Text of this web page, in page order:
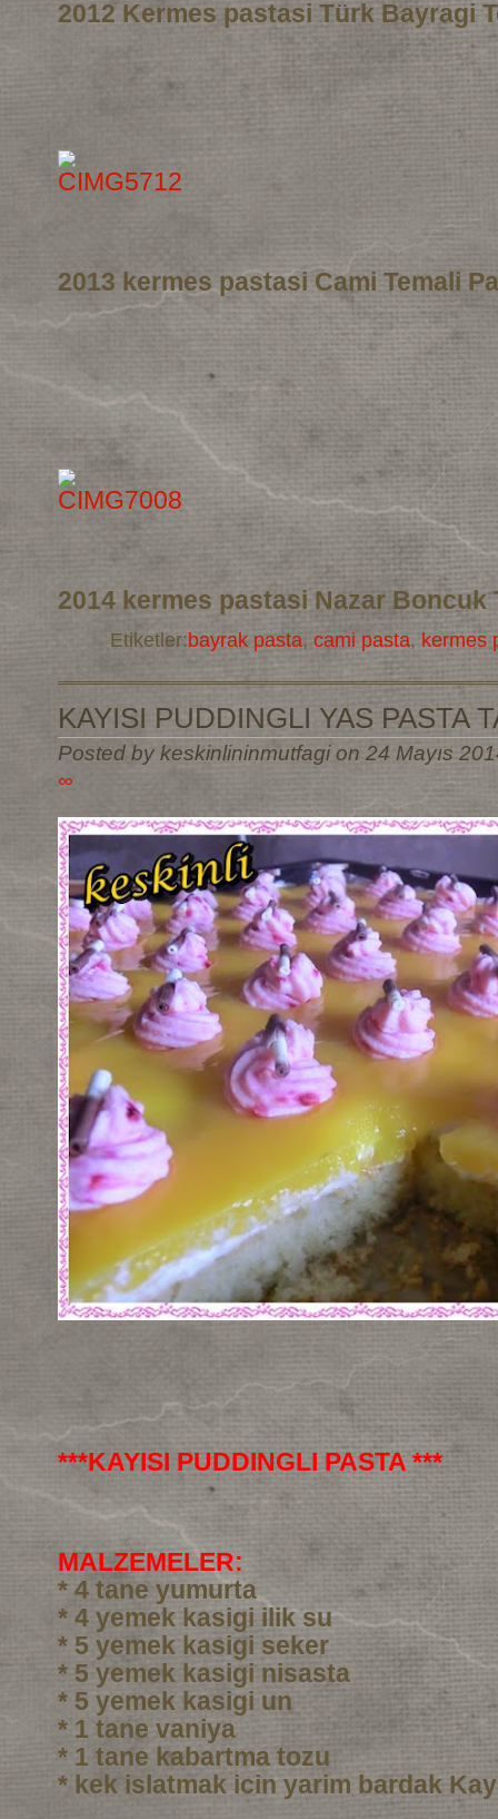
2012 Kermes pastasi Türk Bayragi
2013 kermes pastasi Cami Temali
2014 kermes pastasi Nazar Boncuk
Etiketler:bayrak pasta, cami pasta, kermes
KAYISI PUDDINGLI YAS PASTA
Posted by keskinlininmutfagi on 24 Mayıs
∞
***KAYISI PUDDINGLI PASTA ***
MALZEMELER:
* 4 tane yumurta
* 4 yemek kasigi ilik su
* 5 yemek kasigi seker
* 5 yemek kasigi nisasta
* 5 yemek kasigi un
* 1 tane vaniya
* 1 tane kabartma tozu
* kek islatmak icin yarim bardak